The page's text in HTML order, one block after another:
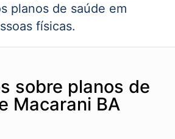
planos de saúde em
físicas.
sobre planos de
Macarani BA